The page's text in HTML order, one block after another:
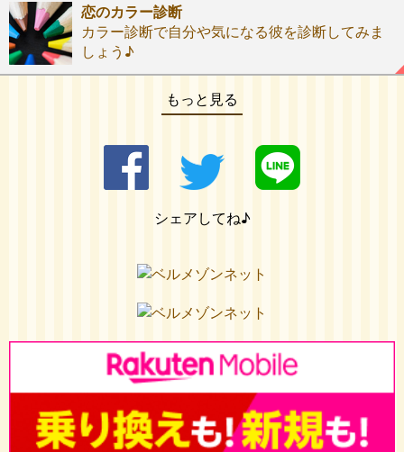
恋のカラー診断
カラー診断で自分や気になる彼を診断してみま
しょう♪
もっと見る
シェアしてね♪